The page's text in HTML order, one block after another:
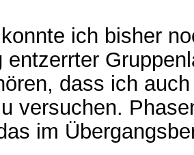
ich bisher
entzerrter
dass ich
versuchen.
im